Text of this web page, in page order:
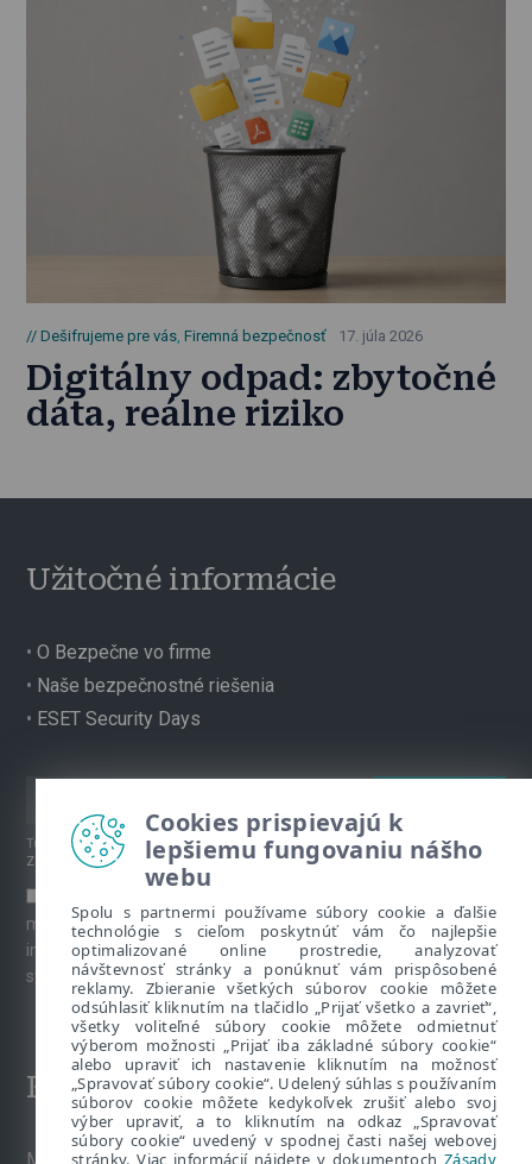
Dešifrujeme pre vás ,Firemná bezpečnosť 17. júla 2026
Digitálny odpad: zbytočné
dáta, reálne riziko
Užitočné informácie
•O Bezpečne vo firme
• Naše bezpečnostné riešenia
• ESET Security Days
Túto stránku chráni reCAPTCHA, platiaPravidlá ochrany súkromiaa
Zmluvné podmienkyspoločnosti Google.
marketingových materiálov prostredníctvom emailu. Viac
informácií o spracúvaní osobných údajov je k dispozícii na
stránke venovanej
Ochrane súkromia.
Kontakt
Cookies prispievajú k
lepšiemu fungovaniu nášho
webu
Spolu s partnermi používame súbory cookie a ďalšie
technológie s cieľom poskytnúť vám čo najlepšie
optimalizované online prostredie, analyzovať
návštevnosť stránky a ponúknuť vám prispôsobené
reklamy. Zbieranie všetkých súborov cookie môžete
odsúhlasiť kliknutím na tlačidlo „Prijať všetko a zavrieť“,
všetky voliteľné súbory cookie môžete odmietnuť
výberom možnosti „Prijať iba základné súbory cookie“
alebo upraviť ich nastavenie kliknutím na možnosť
„Spravovať súbory cookie“. Udelený súhlas s používaním
súborov cookie môžete kedykoľvek zrušiť alebo svoj
výber upraviť, a to kliknutím na odkaz „Spravovať
súbory cookie“ uvedený v spodnej časti našej webovej
stránky. Viac informácií nájdete v dokumentoch Zásady